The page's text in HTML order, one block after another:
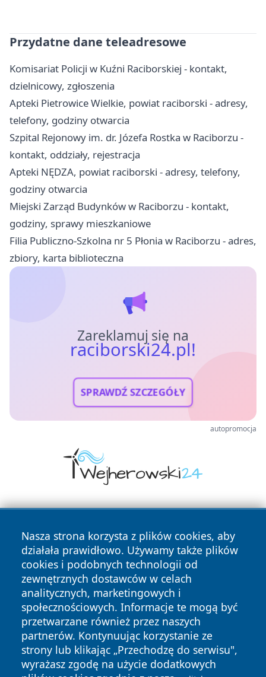
Przydatne dane teleadresowe
Komisariat Policji w Kuźni Raciborskiej - kontakt,
dzielnicowy, zgłoszenia
Apteki Pietrowice Wielkie, powiat raciborski - adresy,
telefony, godziny otwarcia
Szpital Rejonowy im. dr. Józefa Rostka w Raciborzu -
kontakt, oddziały, rejestracja
Apteki NĘDZA, powiat raciborski - adresy, telefony,
godziny otwarcia
Miejski Zarząd Budynków w Raciborzu - kontakt,
godziny, sprawy mieszkaniowe
Filia Publiczno-Szkolna nr 5 Płonia w Raciborzu - adres,
zbiory, karta biblioteczna
Zareklamuj się na
raciborski24.pl!
SPRAWDŹ SZCZEGÓŁY
autopromocja
Nasza strona korzysta z plików cookies, aby
działała prawidłowo. Używamy także plików
cookies i podobnych technologii od
zewnętrznych dostawców w celach
analitycznych, marketingowych i
społecznościowych. Informacje te mogą być
przetwarzane również przez naszych
partnerów. Kontynuując korzystanie ze
strony lub klikając „Przechodzę do serwisu",
wyrażasz zgodę na użycie dodatkowych
Copyright © 2026 raciborski24.pl Wszystkie prawa
zastrzeżone.
News Autorzy
Polityka
Prywatności
Polityka
Cookies